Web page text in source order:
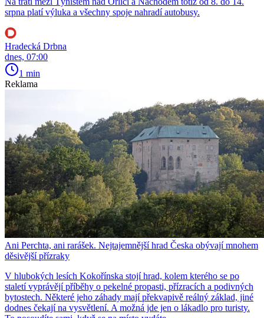
srpna platí výluka a všechny spoje nahradí autobusy.
Hradecká Drbna
dnes, 07:00
1 min
Reklama
Ani Perchta, ani rarášek. Nejtajemnější hrad Česka obývají mnohem
děsivější přízraky
V hlubokých lesích Kokořínska stojí hrad, kolem kterého se po
staletí vyprávějí příběhy o pekelné propasti, přízracích a podivných
bytostech. Některé jeho záhady mají překvapivě reálný základ, jiné
dodnes čekají na vysvětlení. A možná jde jen o lákadlo pro turisty.